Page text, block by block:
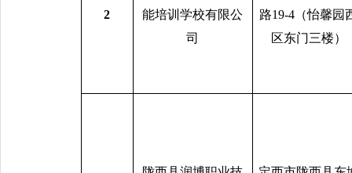
2
能培训学校有限公
司
路19-4（怡馨园
区东门三楼）